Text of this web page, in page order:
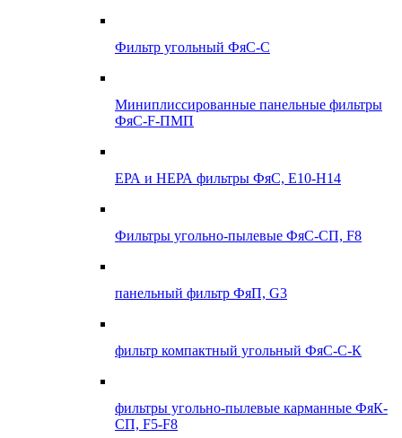
Фильтр угольный ФяС-С
Миниплиссированные панельные фильтры
ФяС-F-ПМП
ЕРА и НЕРА фильтры ФяС, E10-H14
Фильтры угольно-пылевые ФяС-СП, F8
панельный фильтр ФяП, G3
фильтр компактный угольный ФяС-С-К
фильтры угольно-пылевые карманные ФяК-
СП, F5-F8